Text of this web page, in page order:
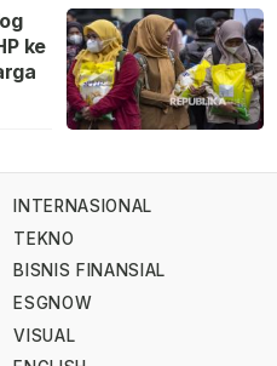
ke
INTERNASIONAL
TEKNO
BISNIS FINANSIAL
ESGNOW
VISUAL